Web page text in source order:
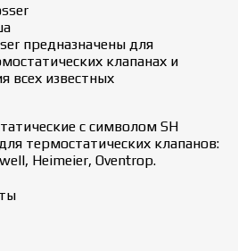
предназначены для
клапанах и
всех известных
с символом SH
термостатических клапанов:
Heimeier, Oventrop.